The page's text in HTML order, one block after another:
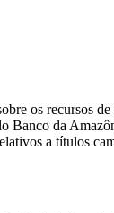
os recursos
Banco da
a títulos